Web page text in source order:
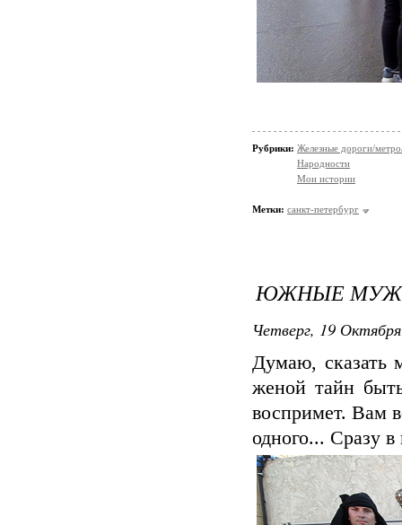
Рубрики: Железные дороги/
Народности
Мои истории
Метки: санкт-петербург
ЮЖНЫЕ
Четверг, 19
Думаю,
женой тайн
воспримет. Вам
одного... Сразу